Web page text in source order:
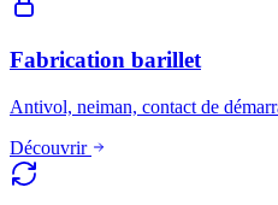
Fabrication barillet
Antivol, neiman, contact de
Découvrir